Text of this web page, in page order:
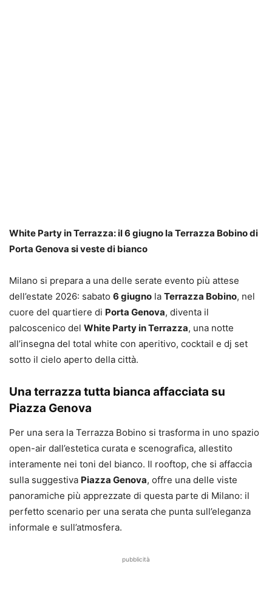
White Party in Terrazza: il 6 giugno la Terrazza Bobino di
Porta Genova si veste di bianco
Milano si prepara a una delle serate evento più attese
dell’estate 2026: sabato 6 giugno la Terrazza Bobino, nel
cuore del quartiere di Porta Genova, diventa il
palcoscenico del White Party in Terrazza, una notte
all’insegna del total white con aperitivo, cocktail e dj set
sotto il cielo aperto della città.
Una terrazza tutta bianca affacciata su
Piazza Genova
Per una sera la Terrazza Bobino si trasforma in uno spazio
open-air dall’estetica curata e scenografica, allestito
interamente nei toni del bianco. Il rooftop, che si affaccia
sulla suggestiva Piazza Genova, offre una delle viste
panoramiche più apprezzate di questa parte di Milano: il
perfetto scenario per una serata che punta sull’eleganza
informale e sull’atmosfera.
pubblicità